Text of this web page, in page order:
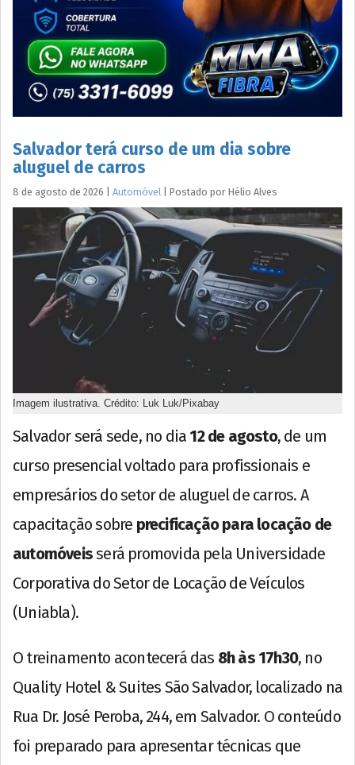
Salvador terá curso de um dia sobre
aluguel de carros
8 de agosto de 2026 Automóvel Postado por Hélio Alves
Imagem ilustrativa. Crédito: Luk Luk/Pixabay
Salvador será sede, no dia 12 de agosto, de um
curso presencial voltado para profissionais e
empresários do setor de aluguel de carros. A
capacitação sobre precificação para locação de
automóveisserá promovida pela Universidade
Corporativa do Setor de Locação de Veículos
(Uniabla).
O treinamento acontecerá das 8h às 17h30, no
Quality Hotel & Suites São Salvador, localizado na
Rua Dr. José Peroba, 244, em Salvador. O conteúdo
foi preparado para apresentar técnicas que